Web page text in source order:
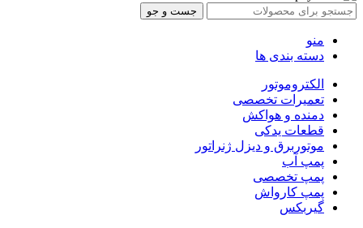
جست و جو
منو
دسته بندی ها
الکتروموتور
تعمیرات تخصصی
دمنده و هواکش
قطعات یدکی
موتوربرق و دیزل ژنراتور
پمپ آب
پمپ تخصصی
پمپ کارواش
گیربکس